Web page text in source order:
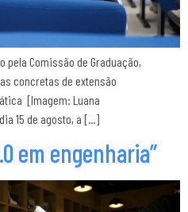
pela Comissão de Graduação,
concretas de extensão
[Imagem: Luana
15 de agosto, a […]
em engenharia”